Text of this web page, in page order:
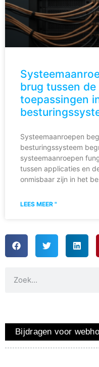
brug tussen
toepassingen
Systeemaanroepen
besturingssysteem
systeemaanroepen
tussen applicaties en
onmisbaar zijn in het
LEES MEER "
Bijdragen voor